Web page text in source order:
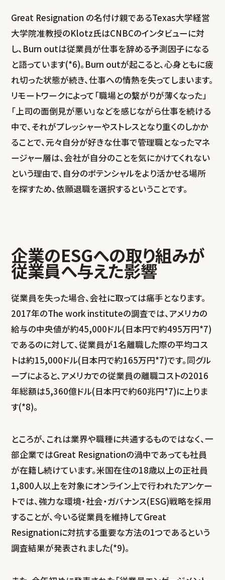
Great Resignation の名付け親であるTexas大学経営
大学院准教授のKlotz氏はCNBCのインタビューに対
し、Burn outは従業員が仕事を辞める予測因子になる
と語っています(*6)。Burn outが起こると、心身ともに疲
れ切った状態が続き、仕事への情熱を失ってしまいます。
リモートワークによって「職場との繋がりが薄くなった」
「上司の面倒見が悪い」などを感じながら仕事を続ける
中で、それがプレッシャーやストレスとなり重くのしかか
ることで、元々自分が好きな仕事で管理職となったマネ
ージャー層は、会社が自分のことを気にかけてくれない
という理由で、自分のポテンシャルをより活かせる場所
を探すため、依願退職を選択するということです。
企業のESGへの取り組みが
従業員へ与えた影響
従業員を失った場合、会社に取っては痛手となります。
2017年のThe work instituteの調査では、アメリカの
給与の中央値が約45,000ドル(日本円で約495万円*7)
であるのに対して、従業員が1名離職した際の平均コス
トは約15,000ドル(日本円で約165万円*7)です。同グル
ープによると、アメリカでの従業員の離職コストの2016
年総額は5,360億ドル(日本円で約60兆円*7)に上りま
す(*8)。
ところが、これは業界や職種に共通するものではなく、一
部企業ではGreat Resignationの渦中であっても社員
が在籍し続けています。米国在住の18歳以上の正社員
1,800人以上を対象にオンライン上で行われたアンケー
トでは、強力な環境・社会・ガバナンス(ESG)戦略を採用
することが、今いる従業員を維持してGreat
Resignationに対抗する重要な方法の1つであるという
調査結果が発表されました(*9)。